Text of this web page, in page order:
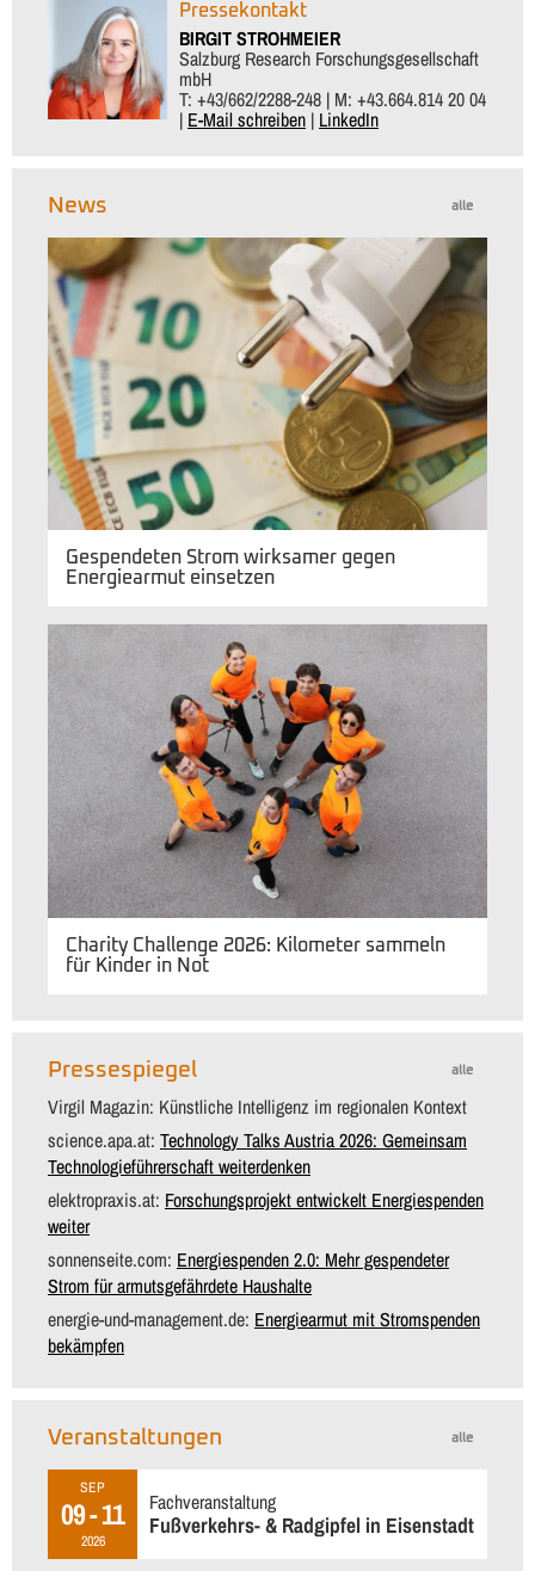
Pressekontakt
BIRGIT STROHMEIER
Salzburg Research Forschungsgesellschaft
mbH
T: +43/662/2288-248 | M: +43.664.814 20 04
| E-Mail schreiben | LinkedIn
alle
News
Gespendeten Strom wirksamer gegen
Energiearmut einsetzen
Charity Challenge 2026: Kilometer sammeln
für Kinder in Not
alle
Pressespiegel
Virgil Magazin: Künstliche Intelligenz im regionalen Kontext
science.apa.at: Technology Talks Austria 2026: Gemeinsam
Technologieführerschaft weiterdenken
elektropraxis.at: Forschungsprojekt entwickelt Energiespenden
weiter
sonnenseite.com: Energiespenden 2.0: Mehr gespendeter
Strom für armutsgefährdete Haushalte
energie-und-management.de: Energiearmut mit Stromspenden
bekämpfen
alle
Veranstaltungen
SEP
09 - 11
2026
Fachveranstaltung
Fußverkehrs- & Radgipfel in Eisenstadt